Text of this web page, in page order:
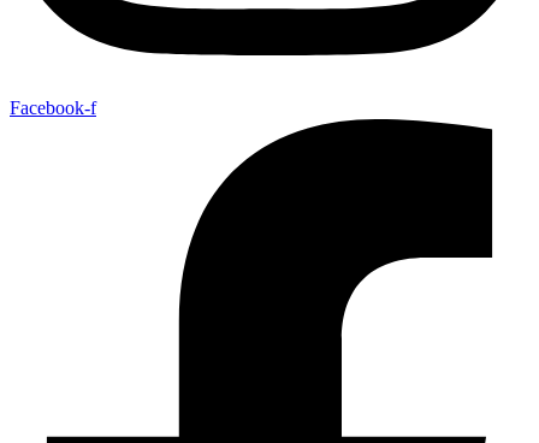
Facebook-f